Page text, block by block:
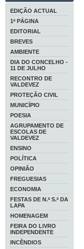
EDIÇÃO ACTUAL
1ª PÁGINA
EDITORIAL
BREVES
AMBIENTE
DIA DO CONCELHO -
11 DE JULHO
RECONTRO DE
VALDEVEZ
PROTEÇÃO CIVIL
MUNICÍPIO
POESIA
AGRUPAMENTO DE
ESCOLAS DE
VALDEVEZ
ENSINO
POLÍTICA
OPINIÃO
FREGUESIAS
ECONOMIA
FESTAS DE N.ª S.ª DA
LAPA
HOMENAGEM
FEIRA DO LIVRO
INDEPENDENTE
INCÊNDIOS